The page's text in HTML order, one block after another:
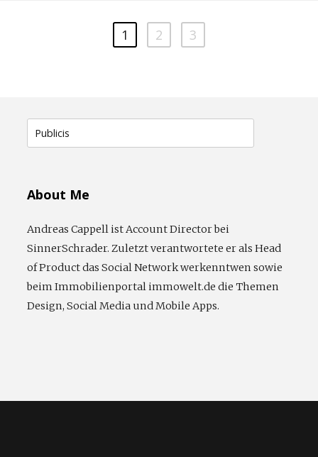
1 2 3
Suche
nach:
About Me
Andreas Cappell ist Account Director bei
SinnerSchrader. Zuletzt verantwortete er als Head
of Product das Social Network werkenntwen sowie
beim Immobilienportal immowelt.de die Themen
Design, Social Media und Mobile Apps.